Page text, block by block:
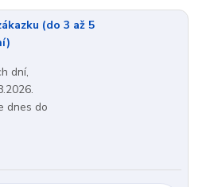
(do 3 až 5
dní,
dnes do